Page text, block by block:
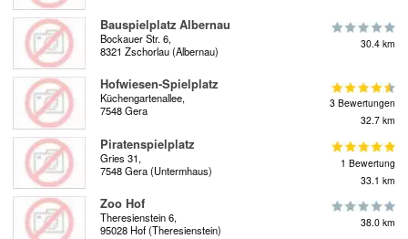
Bauspielplatz Albernau
Bockauer Str. 6,
8321 Zschorlau (Albernau)
30.4 km
Hofwiesen-Spielplatz
Küchengartenallee,
7548 Gera
3 Bewertungen
32.7 km
Piratenspielplatz
Gries 31,
7548 Gera (Untermhaus)
1 Bewertung
33.1 km
Zoo Hof
Theresienstein 6,
95028 Hof (Theresienstein)
38.0 km